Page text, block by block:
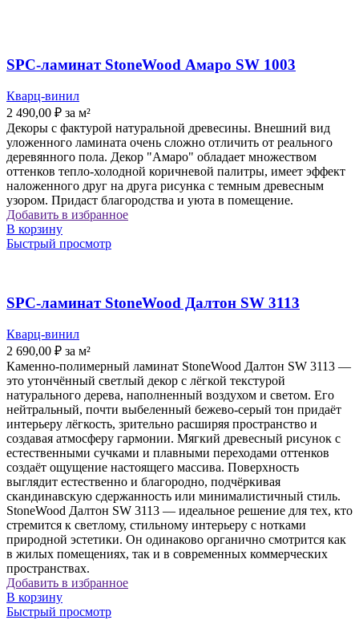
SPC-ламинат StoneWood Амаро SW 1003
Кварц-винил
2 490,00 ₽ за м²
Декоры с фактурой натуральной древесины. Внешний вид
уложенного ламината очень сложно отличить от реального
деревянного пола. Декор "Амаро" обладает множеством
оттенков тепло-холодной коричневой палитры, имеет эффект
наложенного друг на друга рисунка с темным древесным
узором. Придаст благородства и уюта в помещение.
Добавить в избранное
В корзину
Быстрый просмотр
SPC-ламинат StoneWood Далтон SW 3113
Кварц-винил
2 690,00 ₽ за м²
Каменно-полимерный ламинат StoneWood Далтон SW 3113 —
это утончённый светлый декор с лёгкой текстурой
натурального дерева, наполненный воздухом и светом. Его
нейтральный, почти выбеленный бежево-серый тон придаёт
интерьеру лёгкость, зрительно расширяя пространство и
создавая атмосферу гармонии. Мягкий древесный рисунок с
естественными сучками и плавными переходами оттенков
создаёт ощущение настоящего массива. Поверхность
выглядит естественно и благородно, подчёркивая
скандинавскую сдержанность или минималистичный стиль.
StoneWood Далтон SW 3113 — идеальное решение для тех, кто
стремится к светлому, стильному интерьеру с нотками
природной эстетики. Он одинаково органично смотрится как
в жилых помещениях, так и в современных коммерческих
пространствах.
Добавить в избранное
В корзину
Быстрый просмотр